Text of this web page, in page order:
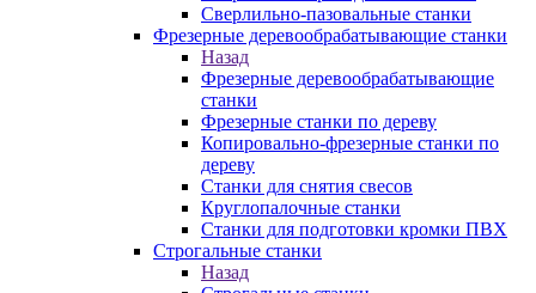
Сверлильно-пазовальные станки
Фрезерные деревообрабатывающие станки
Назад
Фрезерные деревообрабатывающие
станки
Фрезерные станки по дереву
Копировально-фрезерные станки по
дереву
Станки для снятия свесов
Круглопалочные станки
Станки для подготовки кромки ПВХ
Строгальные станки
Назад